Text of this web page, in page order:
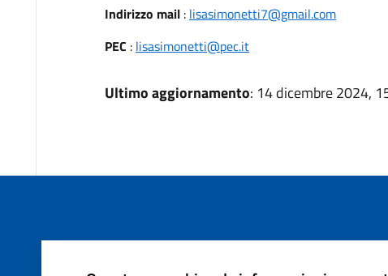
Indirizzo mail: lisasimonetti7@gmail.com
PEC : lisasimonetti@pec.it
Ultimo aggiornamento: 14 dicembre 2024,